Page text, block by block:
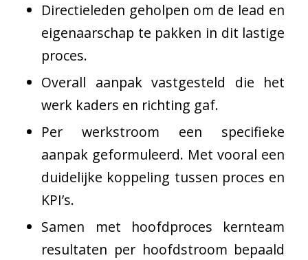
Directieleden geholpen om de lead en
eigenaarschap te pakken in dit lastige
proces.
Overall aanpak vastgesteld die het
werk kaders en richting gaf.
Per werkstroom een specifieke
aanpak geformuleerd. Met vooral een
duidelijke koppeling tussen proces en
KPI’s.
Samen met hoofdproces kernteam
resultaten per hoofdstroom bepaald